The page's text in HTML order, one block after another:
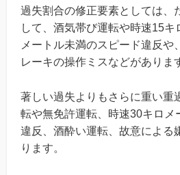
過失割合の修正要素としては、
して、酒気帯び運転や時速15キ
メートル未満のスピード違反や
レーキの操作ミスなどがありま
著しい過失よりもさらに重い重
転や無免許運転、時速30キロメ
違反、酒酔い運転、故意による
ります。